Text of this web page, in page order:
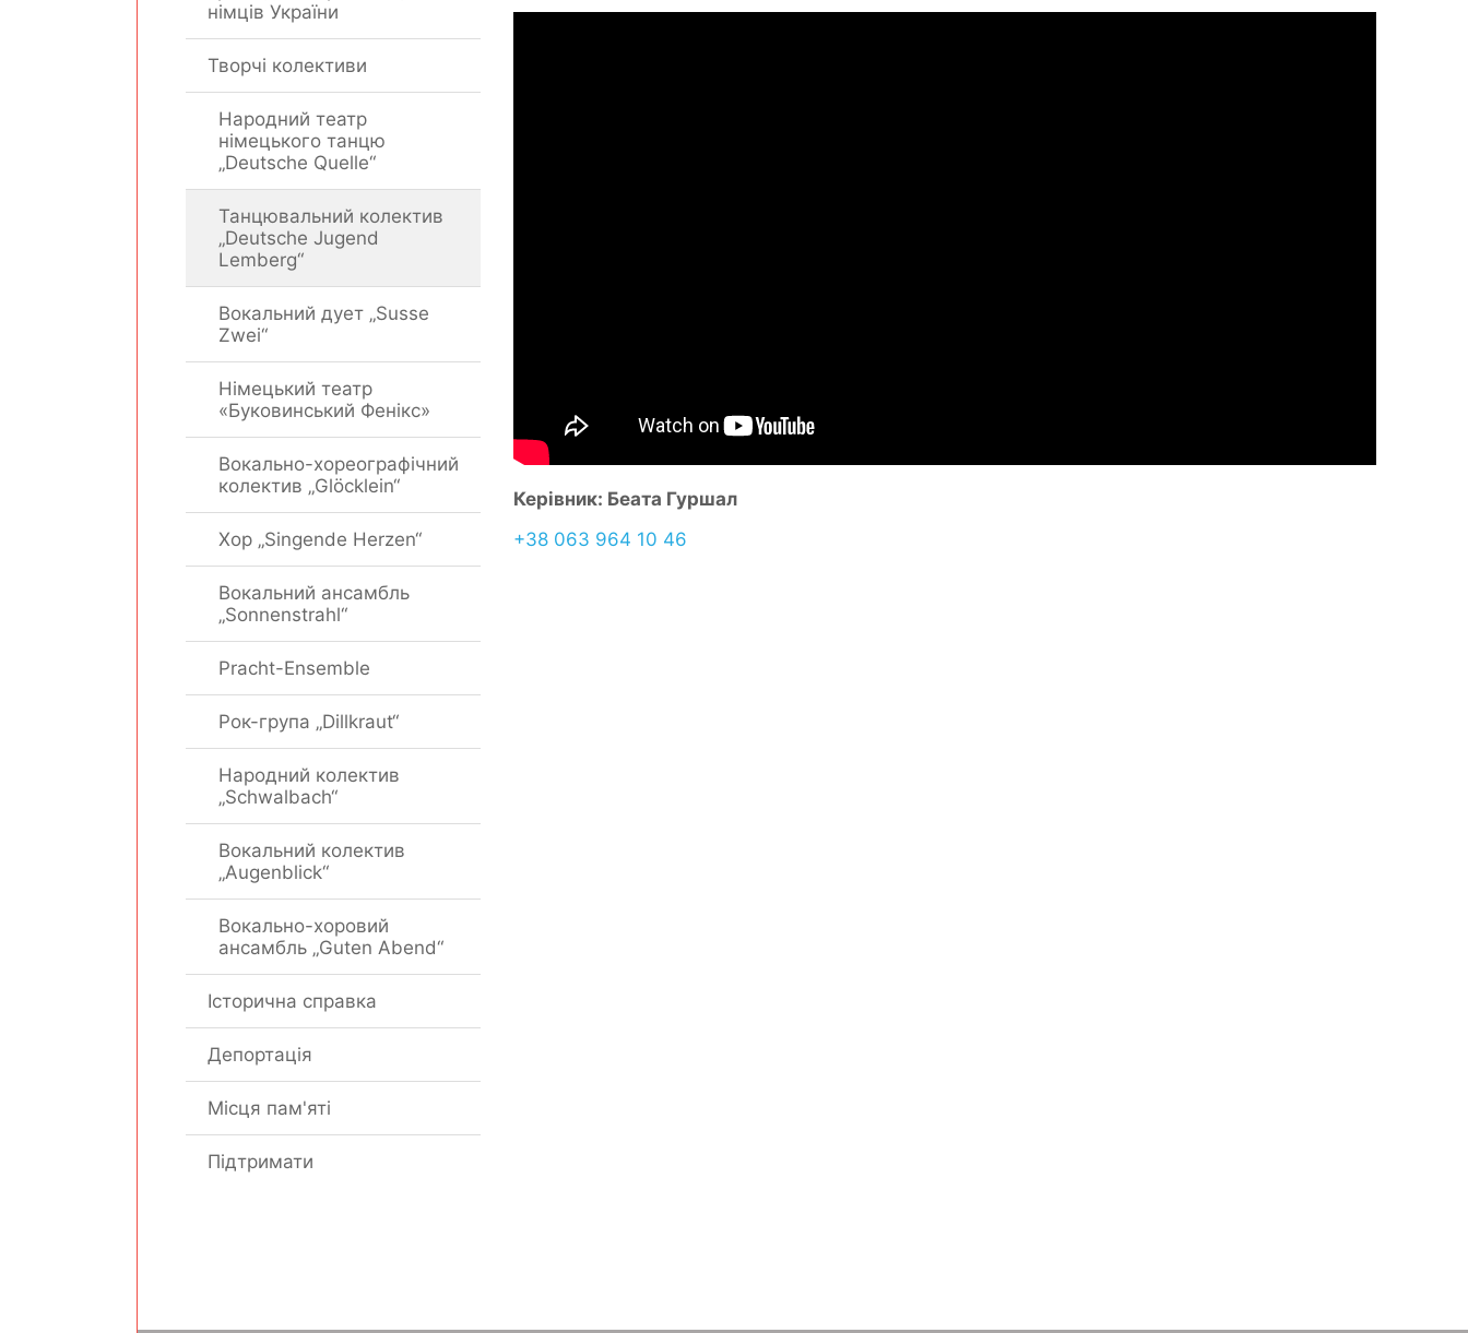
німців України
Творчі колективи
Народний театр
німецького танцю
„Deutsche Quelle“
Танцювальний колектив
„Deutsche Jugend
Lemberg“
Вокальний дует „Susse
Zwei“
Німецький театр
«Буковинський Фенікс»
Вокально-хореографічний
колектив „Glöcklein“
Хор „Singende Herzen“
Вокальний ансамбль
„Sonnenstrahl“
Pracht-Ensemble
Рок-група „Dillkraut“
Народний колектив
„Schwalbach“
Вокальний колектив
„Augenblick“
Вокально-хоровий
ансамбль „Guten Abend“
Історична справка
Депортація
Місця пам'яті
Підтримати
Керівник: Беата Гуршал
+38 063 964 10 46